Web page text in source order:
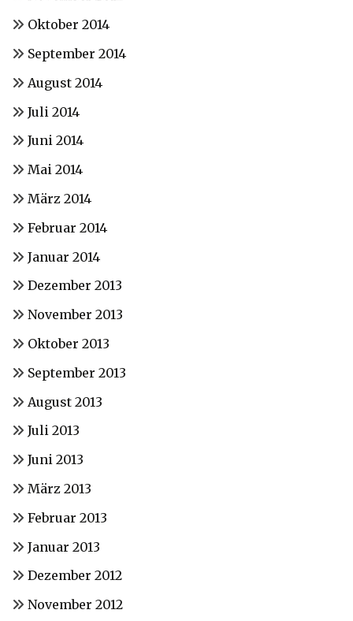
Oktober 2014
September 2014
August 2014
Juli 2014
Juni 2014
Mai 2014
März 2014
Februar 2014
Januar 2014
Dezember 2013
November 2013
Oktober 2013
September 2013
August 2013
Juli 2013
Juni 2013
März 2013
Februar 2013
Januar 2013
Dezember 2012
November 2012